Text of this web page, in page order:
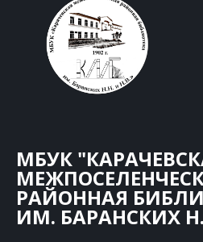
МБУК
РАЙОННАЯ
ИМ. БАРАНСКИХ